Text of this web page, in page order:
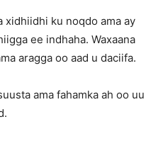
xidhiidhi ku noqdo ama ay
ee indhaha. Waxaana
aragga oo aad u daciifa.
ama fahamka ah oo uu